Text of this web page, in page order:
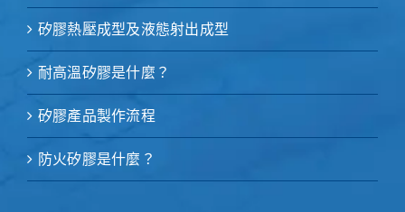
矽膠熱壓成型及液態射出成型
耐高溫矽膠是什麼？
矽膠產品製作流程
防火矽膠是什麼？